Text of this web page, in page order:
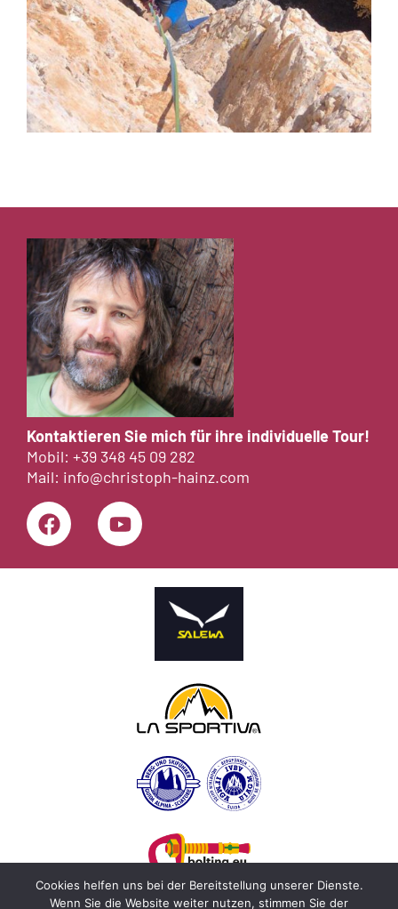
Kontaktieren Sie mich für ihre individuelle Tour!
Mobil: +39 348 45 09 282
Mail: info@christoph-hainz.com
Cookies helfen uns bei der Bereitstellung unserer Dienste.
Wenn Sie die Website weiter nutzen, stimmen Sie der